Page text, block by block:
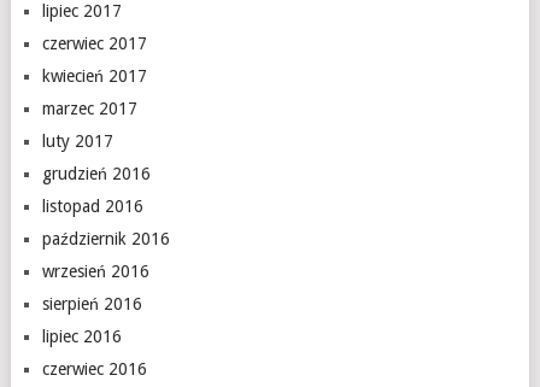
lipiec 2017
czerwiec 2017
kwiecień 2017
marzec 2017
luty 2017
grudzień 2016
listopad 2016
październik 2016
wrzesień 2016
sierpień 2016
lipiec 2016
czerwiec 2016